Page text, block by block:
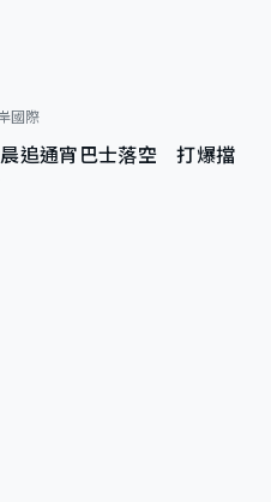
國際
晨追通宵巴士落空 打爆擋